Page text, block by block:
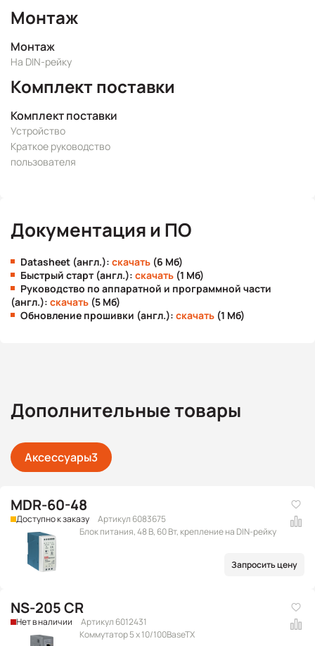
Монтаж
Монтаж
На DIN-рейку
Комплект поставки
Комплект поставки
Устройство
Краткое руководство
пользователя
Документация и ПО
Datasheet (англ.): скачать (6 Мб)
Быстрый старт (англ.): скачать (1 Мб)
Руководство по аппаратной и программной части
(англ.): скачать (5 Мб)
Обновление прошивки (англ.): скачать (1 Мб)
Дополнительные товары
Аксессуары3
MDR-60-48
Доступно к заказу
Артикул 6083675
Блок питания, 48 В, 60 Вт, крепление на DIN-рейку
Запросить цену
NS-205 CR
Нет в наличии
Артикул 6012431
Коммутатор 5 x 10/100BaseTX